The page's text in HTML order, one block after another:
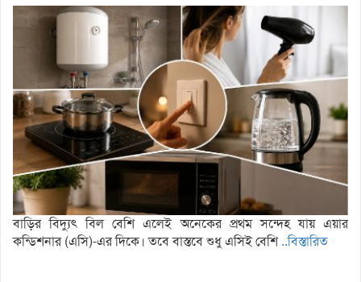
বাড়ির বিদ্যুৎ বিল বেশি এলেই অনেকের প্রথম সন্দেহ যায় এয়ার
কন্ডিশনার (এসি)-এর দিকে। তবে বাস্তবে শুধু এসিই বেশি..বিস্তারিত